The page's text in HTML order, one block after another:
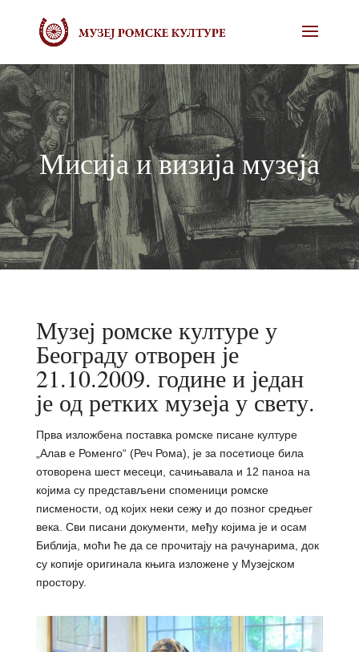
Мисија и визија музеја
Музеј ромске културе у
Београду отворен је
21.10.2009. године и један
је од ретких музеја у свету.
Прва изложбена поставка ромске писане културе
„Алав е Роменго“ (Реч Рома), је за посетиоце била
отоворена шест месеци, сачињавала и 12 паноа на
којима су представљени споменици ромске
писмености, од којих неки сежу и до позног средњег
века. Сви писани документи, међу којима је и осам
Библија, моћи ће да се прочитају на рачунарима, док
су копије оригинала књига изложене у Музејском
простору.